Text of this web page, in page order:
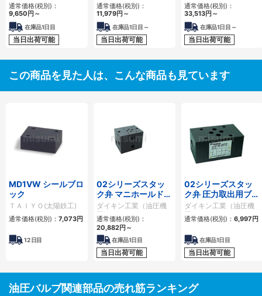
通常価格(税別)：
9,650 円 ～
在庫品1日目
当日出荷可能
通常価格(税別)：
11,979円 ～
在庫品1日目～
当日出荷可能
通常価格(税別)：
33,513円 ～
在庫品1日目～
当日出荷可能
この商品を見た人は、こんな商品も見ています
MD1VW シールブロ
ック
ＴＡＩＹＯ(太陽鉄工)
通常価格(税別)： 7,073円
12日目
02シリーズスタッ
ク弁 マニホールドブ
ロック
ダイキン工業（油圧機
器）
通常価格(税別)：
20,882円 ～
在庫品1日目
当日出荷可能
02シリーズスタッ
ク弁 圧力取出用ブロ
ック
ダイキン工業（油圧機
器）
通常価格(税別)： 6,997 円
在庫品1日目
当日出荷可能
油圧バルブ関連部品の売れ筋ランキング